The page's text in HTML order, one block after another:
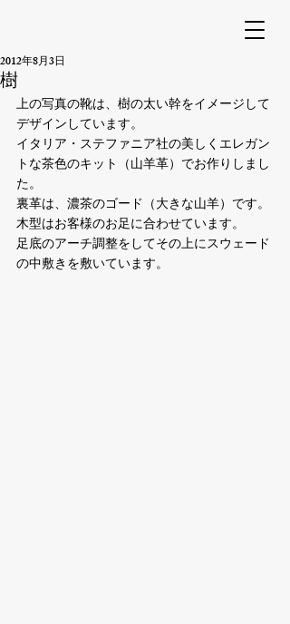
樹
2012年8月3日
上の写真の靴は、樹の太い幹をイメージして
デザインしています。
イタリア・ステファニア社の美しくエレガン
トな茶色のキット（山羊革）でお作りしまし
た。
裏革は、濃茶のゴード（大きな山羊）です。
木型はお客様のお足に合わせています。
足底のアーチ調整をしてその上にスウェード
の中敷きを敷いています。